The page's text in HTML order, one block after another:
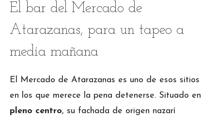
El bar del Mercado de
Atarazanas, para un tapeo a
media mañana
El Mercado de Atarazanas es uno de esos sitios
en los que merece la pena detenerse. Situado en
pleno centro, su fachada de origen nazarí